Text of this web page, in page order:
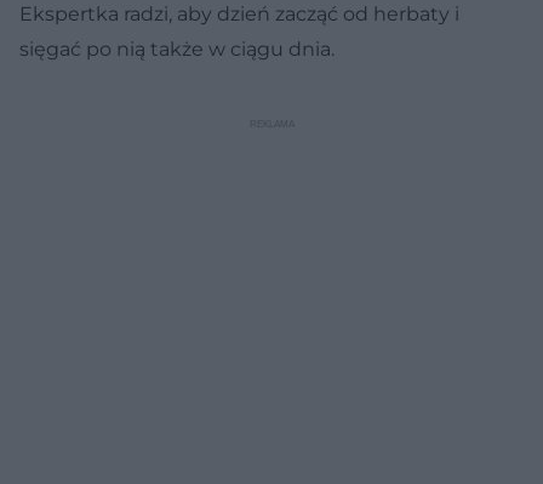
Ekspertka radzi, aby dzień zacząć od herbaty i
sięgać po nią także w ciągu dnia.